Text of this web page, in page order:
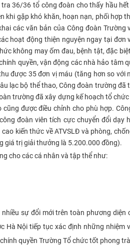
36/36 tổ công đoàn cho thấy hầu
gặp khó khăn, hoạn nạn, phối hợp
các văn bản của Công đoàn Trường
hoạt động thiện nguyện ngay tại đơn
không may ốm đau, bệnh tật, đặc
quyền, vận động các nhà hảo tâm
được 35 đơn vị máu (tăng hơn so với
lạc bộ thể thao, Công đoàn trường đã
trường đã xây dựng kế hoạch tổ
được điều chỉnh cho phù hợp.
đoàn viên tích cực chuyển đổi dạy
kiến thức về ATVSLĐ và phòng,
giá trị giải thưởng là 5.200.000 đồng).
cho các cá nhân và tập thể như:
sự đổi mới trên toàn phương diện
Nội tiếp tục xác định những nhiệm
quyền Trường Tổ chức tốt phong